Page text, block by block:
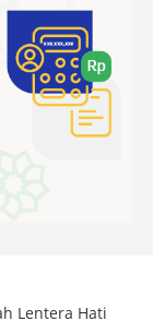
Lentera Hati